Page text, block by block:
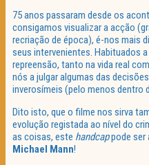
75 anos passaram desde os
consigamos visualizar a acção
recriação de época), é-nos mais
seus intervenientes. Habituados
repreensão, tanto na vida real
nós a julgar algumas das
inverosímeis (pelo menos dentro
Dito isto, que o filme nos sirva
evolução registada ao nível do
as coisas, este handcappode ser
Michael Mann!